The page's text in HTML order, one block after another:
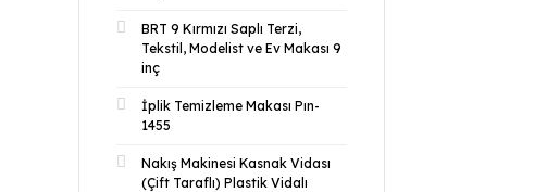
BRT 9 Kırmızı Saplı Terzi,
Tekstil, Modelist ve Ev Makası 9
inç
İplik Temizleme Makası Pın-
1455
Nakış Makinesi Kasnak Vidası
(Çift Taraflı) Plastik Vidalı